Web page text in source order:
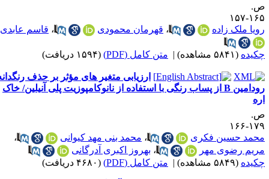
۱۵۷
ملک زاده
،قهرمان محمودی ،قاسم عابدی
(۵۸۴۱ مشاهده) | متن کامل (PDF) (۱۵۹۴ دریافت)
ارزیابی متغیر های مؤثر بر حذف رنگدانه
رودامین B از پساب رنگی با استفاده از نانوکامپوزیت پلی آنیلین/ خاک
۱۶۶
حسین فکری
،محمد بنی مهد کیوانی
،
رضوی مهر
،بهروز اکبری آدرگانی
(۵۸۴۹ مشاهده) | متن کامل (PDF) (۴۶۸۰ دریافت)